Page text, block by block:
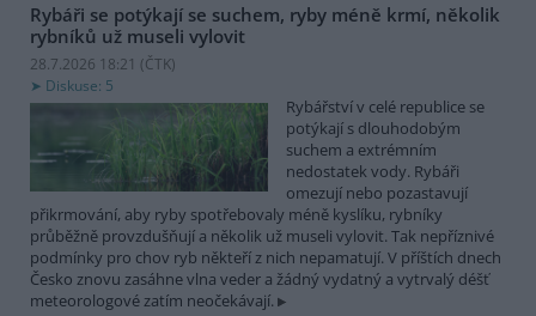
Rybáři se potýkají se suchem, ryby méně krmí, několik
rybníků už museli vylovit
28.7.2026 18:21 (ČTK)
Diskuse: 5
Rybářství v celé republice se
potýkají s dlouhodobým
suchem a extrémním
nedostatek vody. Rybáři
omezují nebo pozastavují
přikrmování, aby ryby spotřebovaly méně kyslíku, rybníky
průběžně provzdušňují a několik už museli vylovit. Tak nepříznivé
podmínky pro chov ryb někteří z nich nepamatují. V příštích dnech
Česko znovu zasáhne vlna veder a žádný vydatný a vytrvalý déšť
meteorologové zatím neočekávají.